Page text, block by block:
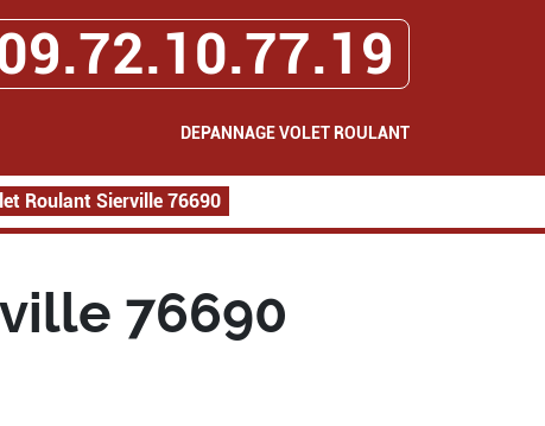
DEPANNAGE VOLET ROULANT
Roulant Sierville 76690
76690